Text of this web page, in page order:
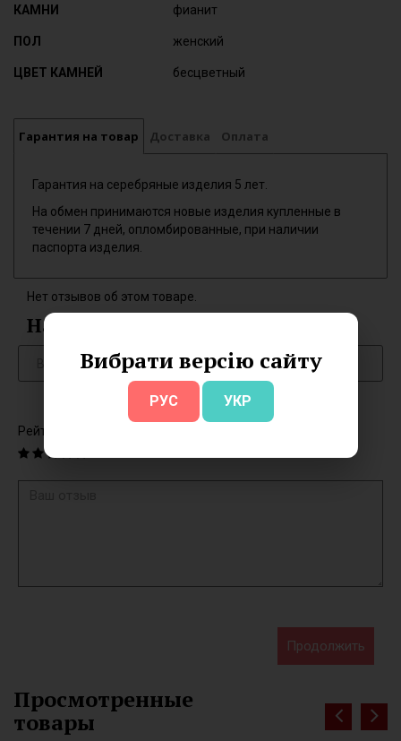
Вибрати версію сайту
РУС УКР
КАМНИ фианит
ПОЛ женский
ЦВЕТ КАМНЕЙ бесцветный
Гарантия на товар Доставка Оплата
Гарантия на серебряные изделия 5 лет.
На обмен принимаются новые изделия купленные в
течении 7 дней, опломбированные, при наличии
паспорта изделия.
Нет отзывов об этом товаре.
Написать отзыв
Рейтинг
Продолжить
Просмотренные
товары